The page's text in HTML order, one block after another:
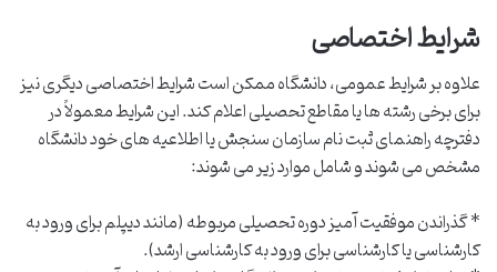
شرایط اختصاصی
علاوه بر شرایط عمومی، دانشگاه ممکن است شرایط اختصاصی دیگری نیز
برای برخی رشته ها یا مقاطع تحصیلی اعلام کند. این شرایط معمولاً در
دفترچه راهنمای ثبت نام سازمان سنجش یا اطلاعیه های خود دانشگاه
مشخص می شوند و شامل موارد زیر می شوند:
* گذراندن موفقیت آمیز دوره تحصیلی مربوطه (مانند دیپلم برای ورود به
کارشناسی یا کارشناسی برای ورود به کارشناسی ارشد).